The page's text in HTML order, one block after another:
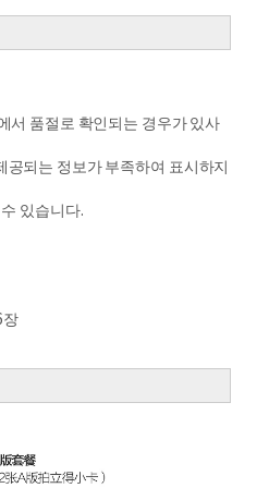
서 품절로 확인되는 경우가 있사
되는 정보가 부족하여 표시하지
있습니다.